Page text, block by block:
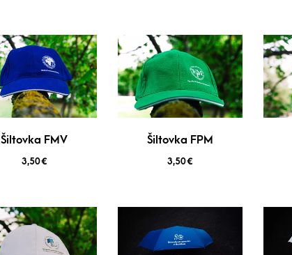
Šiltovka FMV
3,50€
Šiltovka FPM
3,50€